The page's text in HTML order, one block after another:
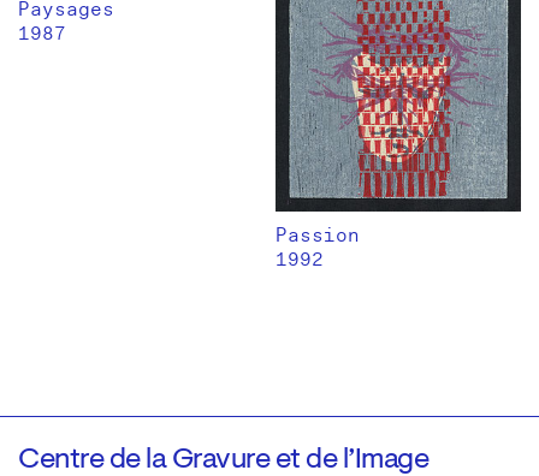
Paysages
1987
Passion
1992
Centre de la Gravure et de l’Image